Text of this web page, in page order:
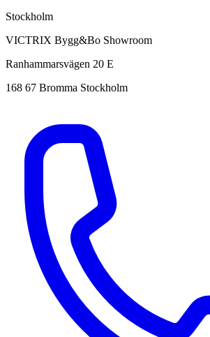
Stockholm
VICTRIX Bygg&Bo Showroom
Ranhammarsvägen 20 E
168 67 Bromma Stockholm